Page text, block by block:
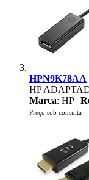
HPN9K78AA
HP
Marca: HP |
Preço sob consulta